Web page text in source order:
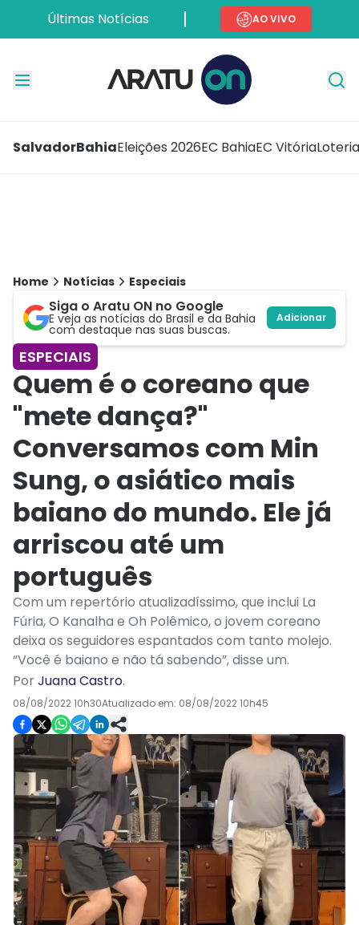
Últimas Notícias AO VIVO
SalvadorBahiaEleições 2026EC BahiaEC Vitória
Home Notícias Especiais
Siga o Aratu ON no Google
E veja as notícias do Brasil e da Bahia
com destaque nas suas buscas.
Adicionar
ESPECIAIS
Quem é o coreano que
"mete dança?"
Conversamos com Min
Sung, o asiático mais
baiano do mundo. Ele já
arriscou até um
português
Com um repertório atualizadíssimo, que inclui La
Fúria, O Kanalha e Oh Polêmico, o jovem coreano
deixa os seguidores espantados com tanto molejo.
“Você é baiano e não tá sabendo”, disse um.
PorJuana Castro.
08/08/2022 10h30Atualizado em: 08/08/2022 10h45